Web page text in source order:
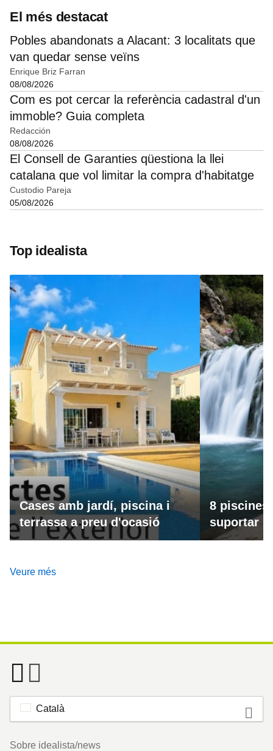
El més destacat
Pobles abandonats a Alacant: 3 localitats que
van quedar sense veïns
Enrique Briz Farran
08/08/2026
Com es pot cercar la referència cadastral d'un
immoble? Guia completa
Redacción
08/08/2026
El Consell de Garanties qüestiona la llei
catalana que vol limitar la compra d'habitatge
Custodio Pareja
05/08/2026
Top idealista
Cases amb jardí, piscina i
terrassa a preu d'ocasió
8 piscines
suportar
Veure més
Català
Footer
Sobre idealista/news